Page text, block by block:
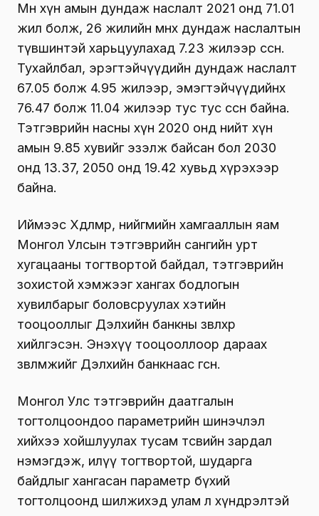
Мөн хүн амын дундаж наслалт 2021 онд 71.01
жил болж, 26 жилийн өмнөх дундаж наслалтын
түвшинтэй харьцуулахад 7.23 жилээр өссөн.
Тухайлбал, эрэгтэйчүүдийн дундаж наслалт
67.05 болж 4.95 жилээр, эмэгтэйчүүдийнх
76.47 болж 11.04 жилээр тус тус өссөн байна.
Тэтгэврийн насны хүн 2020 онд нийт хүн
амын 9.85 хувийг эзэлж байсан бол 2030
онд 13.37, 2050 онд 19.42 хувьд хүрэхээр
байна.
Иймээс Хөдөлмөр, нийгмийн хамгааллын яам
Монгол Улсын тэтгэврийн сангийн урт
хугацааны тогтвортой байдал, тэтгэврийн
зохистой хэмжээг хангах бодлогын
хувилбарыг боловсруулах хэтийн
тооцооллыг Дэлхийн банкны зөвлөхөөр
хийлгэсэн. Энэхүү тооцооллоор дараах
зөвлөмжийг Дэлхийн банкнаас өгсөн.
Монгол Улс тэтгэврийн даатгалын
тогтолцоондоо параметрийн шинэчлэл
хийхээ хойшлуулах тусам төсвийн зардал
нэмэгдэж, илүү тогтвортой, шударга
байдлыг хангасан параметр бүхий
тогтолцоонд шилжихэд улам л хүндрэлтэй